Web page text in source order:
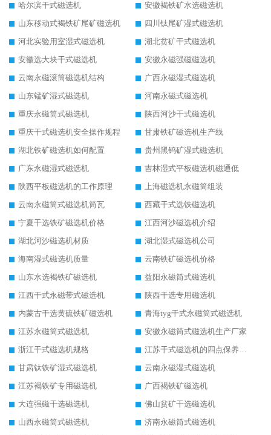
哈尔滨干式磁选机
安徽褐铁矿水选磁选机
山东移动式褐铁矿尾矿磁选机
四川钛尾矿湿式磁选机
河北实验用室湿式磁选机
湖北贫矿干式磁选机
安徽选大块干式磁选机
安徽永磁强磁磁选机
云南永磁滚筒磁选机结构
广西永磁湿式磁选机
山东锰矿湿式磁选机
河南永磁式磁选机
重庆永磁筒式磁选机
陕西河沙干式磁选机
重庆干式磁选机安全操作规程
甘肃铁矿磁选机生产线
湖北铁矿磁选机如何配置
贵州黑钨矿湿式磁选机
广东永磁湿式磁选机
吉林湿式平板磁选机磁通低
陕西平板磁选机的工作原理
上海磁选机永磁筒组装
云南永磁筒式磁选机筒瓦
西藏干式选铁磁选机
宁夏干选铁矿磁选机价格
江西河沙磁选机介绍
湖北河沙磁选机材质
湖北湿式磁选机公司
海南湿式磁选机质量
云南铁矿磁选机价格
山东水选褐铁矿磁选机
益阳永磁筒式磁选机
江西干式永磁带式磁选机
陕西干选专用磁选机
内蒙古干选黄硫铁矿磁选机
青海tyg干式永磁筒式磁选机
江苏永磁筒式磁选机
安徽永磁筒式磁选机生产厂家
浙江干式磁选机规格
江苏干式磁选机的四点保养秘籍
甘肃钛铁矿湿式磁选机
云南永磁湿式磁选机
江苏褐铁矿专用磁选机
广西褐铁矿磁选机
大连强磁干选磁选机
佛山贫矿干选磁选机
山西永磁筒式磁选机
济南永磁筒式磁选机